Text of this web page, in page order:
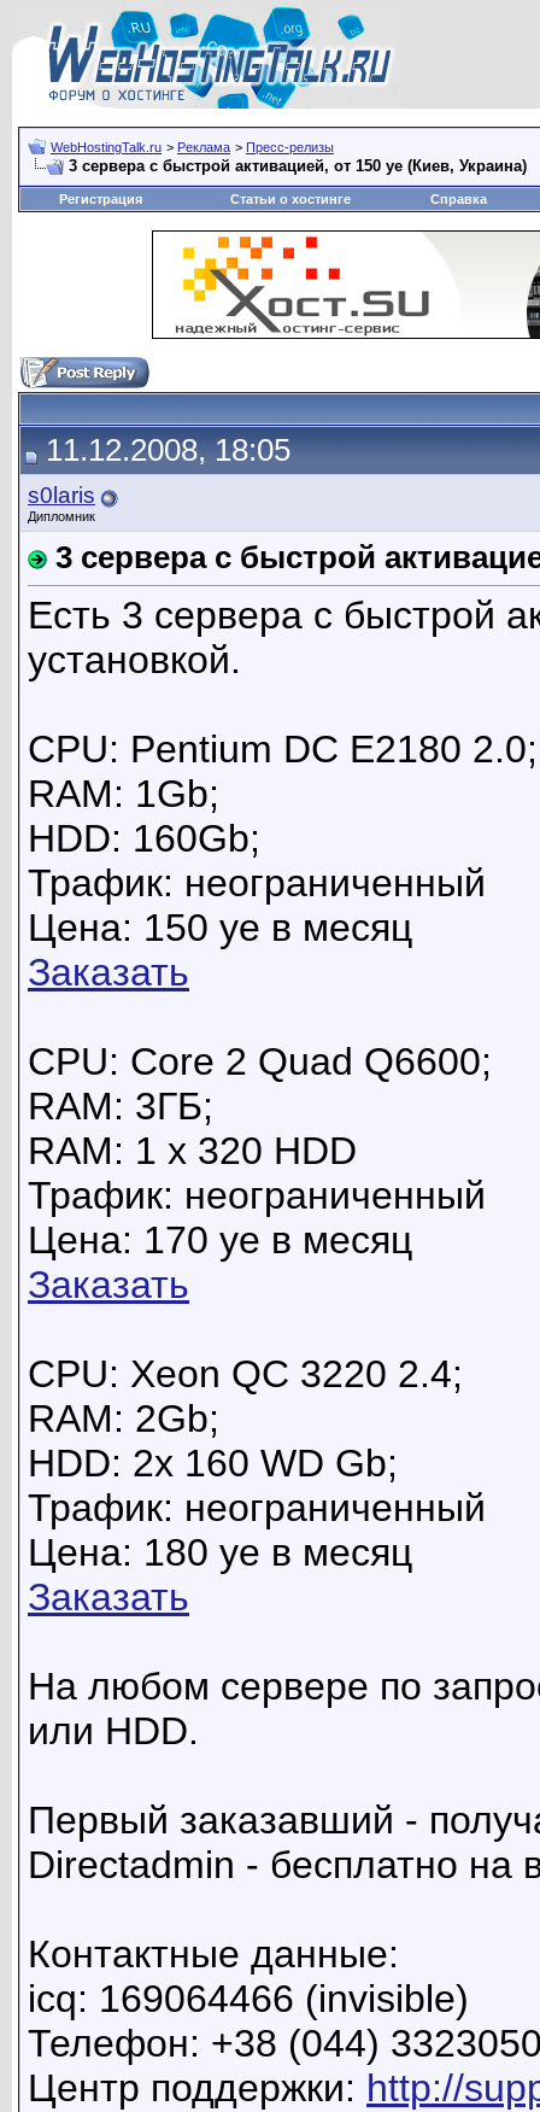
WebHostingTalk.ru > Реклама > Пресс-релизы
3 сервера с быстрой активацией, от 150 уе (Киев, Украина)
Регистрация Статьи о хостинге Справка
11.12.2008, 18:05
s0laris
Дипломник
3 сервера с быстрой
Есть 3 сервера с быстрой
установкой.
CPU: Pentium DC E2180 2.0;
RAM: 1Gb;
HDD: 160Gb;
Трафик: неограниченный
Цена: 150 уе в месяц
Заказать
CPU: Core 2 Quad Q6600;
RAM: 3ГБ;
RAM: 1 x 320 HDD
Трафик: неограниченный
Цена: 170 уе в месяц
Заказать
CPU: Xeon QC 3220 2.4;
RAM: 2Gb;
HDD: 2x 160 WD Gb;
Трафик: неограниченный
Цена: 180 уе в месяц
Заказать
На любом сервере по
или HDD.
Первый заказавший -
Directadmin - бесплатно на
Контактные данные:
icq: 169064466 (invisible)
Телефон: +38 (044)
Центр поддержки: http://